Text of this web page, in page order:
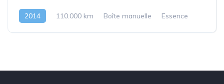
2014 110.000 km Boîte manuelle Essence